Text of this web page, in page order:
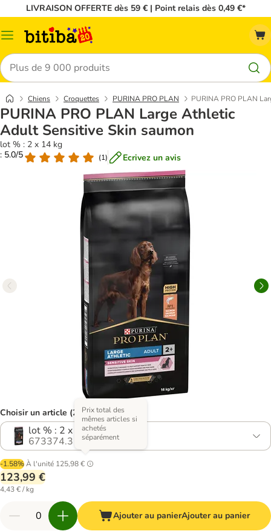
LIVRAISON OFFERTE dès 59 € | Point relais dès 0,49 €*
Menu
Rechercher
Chiens Croquettes PURINA PRO PLAN PURINA PRO PLAN
PURINA PRO PLAN Large Athletic
Adult Sensitive Skin saumon
lot % : 2 x 14 kg
: 5.0/5
(1) Ecrivez un avis
Choisir un article (2 variantes)
lot % : 2 x 14 kg
673374.3
-1.58%À l'unité 125,98 €
Prix total des
mêmes articles si
achetés
séparément
123,99 €
4,43 € / kg
Ajouter au panierAjouter au panier